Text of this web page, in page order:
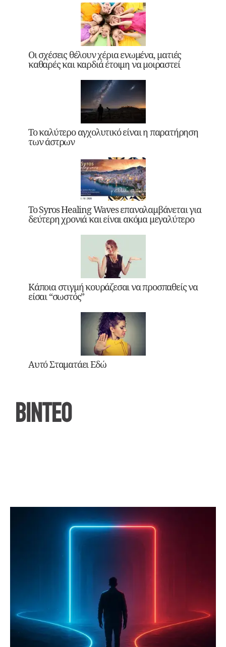
Οι σχέσεις θέλουν χέρια ενωμένα, ματιές
καθαρές και καρδιά έτοιμη να μοιραστεί
Το καλύτερο αγχολυτικό είναι η παρατήρηση
των άστρων
Το Syros Healing Waves επαναλαμβάνεται για
δεύτερη χρονιά και είναι ακόμα μεγαλύτερο
Κάποια στιγμή κουράζεσαι να προσπαθείς να
είσαι “σωστός”
Αυτό Σταματάει Εδώ
ΒΙΝΤΕΟ